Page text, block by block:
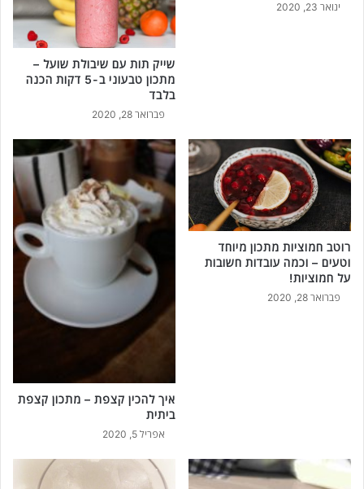
ינואר 23, 2020
שייק תות עם שיבולת שועל –
מתכון טבעוני ב-5 דקות הכנה
בלבד
פברואר 28, 2020
רוטב חמוציות מתכון מיוחד
וטעים – וכמה עובדות חשובות
על חמוציות!
פברואר 28, 2020
איך להכין קצפת – מתכון קצפת
ביתית
אפריל 5, 2020